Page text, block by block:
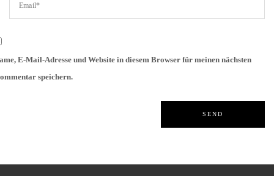
E-Mail-Adresse und Website in diesem Browser für meinen nächsten
speichern.